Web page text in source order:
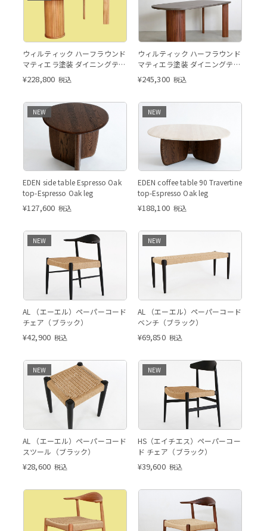
ウィルティック ハーフラウンド
マティエラ塗装 ダイニングテー
ブル（レッドオーク脚）
¥228,800 税込
ウィルティック ハーフラウンド
マティエラ塗装 ダイニングテー
ブル（ウォールナット脚）
¥245,300 税込
NEW
EDEN side table Espresso Oak
top-Espresso Oak leg
¥127,600 税込
NEW
EDEN coffee table 90 Travertine
top-Espresso Oak leg
¥188,100 税込
NEW
AL （エーエル）ペーパーコード
チェア（ブラック）
¥42,900 税込
NEW
AL （エーエル）ペーパーコード
ベンチ（ブラック）
¥69,850 税込
NEW
AL （エーエル）ペーパーコード
スツール（ブラック）
¥28,600 税込
NEW
HS（エイチエス）ペーパーコー
ド チェア（ブラック）
¥39,600 税込
AL レッドオーク